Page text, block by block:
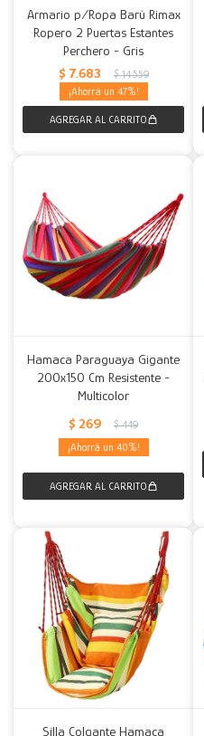
Armario p/Ropa Barú Rimax
Ropero 2 Puertas Estantes
Perchero - Gris
$ 7.683 $ 14.559
47
Hamaca Paraguaya Gigante
200x150 Cm Resistente -
Multicolor
$ 269 $ 449
40
Silla Colgante Hamaca
Mesas
Calefactores
Acolchados y Frazadas
Fundas
Decoración
Accesorios para el hogar
Herramientas
Accesorios
Muebles Infantiles